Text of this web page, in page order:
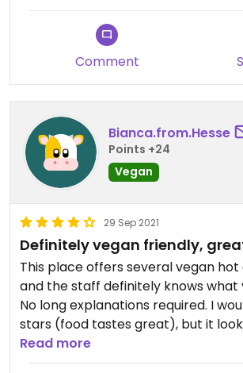
Comment
Bianca.from.Hesse
Points +24
Vegan
29 Sep 2021
Definitely vegan friendly,
This place offers several vegan hot
and the staff definitely knows what
No long explanations required. I
stars (food tastes great), but it
versions cost a tiny little bit extra.
now.
Read more